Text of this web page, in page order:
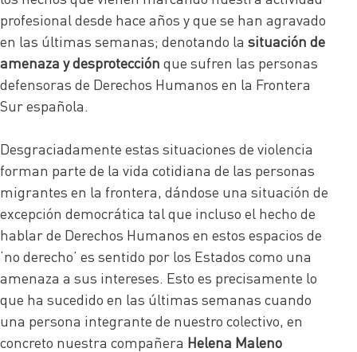
profesional desde hace años y que se han agravado
en las últimas semanas; denotando la situación de
amenaza y desprotección que sufren las personas
defensoras de Derechos Humanos en la Frontera
Sur española.
Desgraciadamente estas situaciones de violencia
forman parte de la vida cotidiana de las personas
migrantes en la frontera, dándose una situación de
excepción democrática tal que incluso el hecho de
hablar de Derechos Humanos en estos espacios de
‘no derecho’ es sentido por los Estados como una
amenaza a sus intereses. Esto es precisamente lo
que ha sucedido en las últimas semanas cuando
una persona integrante de nuestro colectivo, en
concreto nuestra compañera Helena Maleno